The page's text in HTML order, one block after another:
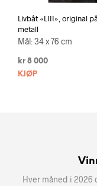
Livbåt «LIII», original på
metall
Mål: 34 x 76 cm
kr 8 000
KJØP
Hver måned i